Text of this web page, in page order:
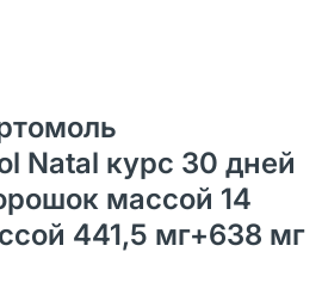
Natal курс 30 дней
массой 14
441,5 мг+638 мг